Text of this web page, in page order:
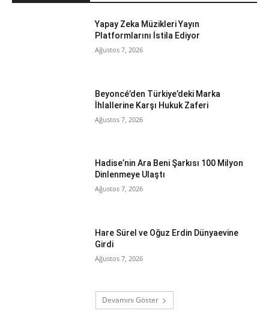
Yapay Zeka Müzikleri Yayın
Platformlarını İstila Ediyor
Ağustos 7, 2026
Beyoncé’den Türkiye’deki Marka
İhlallerine Karşı Hukuk Zaferi
Ağustos 7, 2026
Hadise’nin Ara Beni Şarkısı 100 Milyon
Dinlenmeye Ulaştı
Ağustos 7, 2026
Hare Sürel ve Oğuz Erdin Dünyaevine
Girdi
Ağustos 7, 2026
Devamını Göster